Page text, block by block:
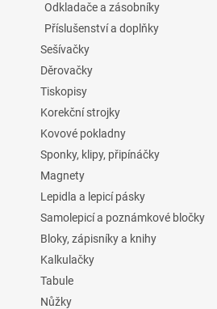
Odkladače a zásobníky
Příslušenství a doplňky
Sešívačky
Děrovačky
Tiskopisy
Korekční strojky
Kovové pokladny
Sponky, klipy, připínáčky
Magnety
Lepidla a lepicí pásky
Samolepicí a poznámkové bločky
Bloky, zápisníky a knihy
Kalkulačky
Tabule
Nůžky